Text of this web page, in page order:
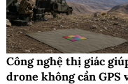
Công nghệ thị giác
drone không cần GPS